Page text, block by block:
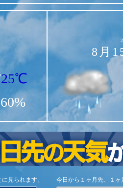
25℃
60%
8月
見られます。 今日から１ヶ月先、１ヶ